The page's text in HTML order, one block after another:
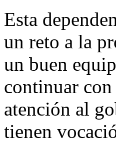
Esta
un reto a la
un buen
continuar
atención al
tienen